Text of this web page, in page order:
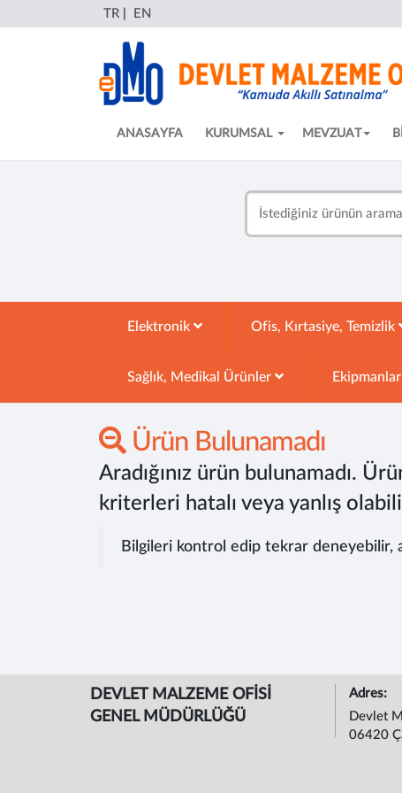
TR EN
ANASAYFA KURUMSAL MEVZUAT
Elektronik Ofis, Kırtasiye, Temizlik
Sağlık, Medikal Ürünler Ekipmanlar
Ürün Bulunamadı
Aradığınız ürün bulunamadı.
kriterleri hatalı veya yanlış
Bilgileri kontrol edip tekrar deneyebilir,
DEVLET MALZEME OFİSİ
GENEL MÜDÜRLÜĞÜ
Adres:
Devlet
06420